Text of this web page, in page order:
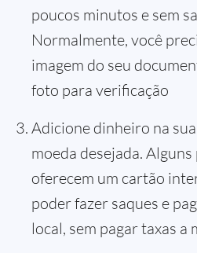
poucos minutos e sem
Normalmente, você
imagem do seu
foto para verificação
Adicione dinheiro na
moeda desejada.
oferecem um cartão
poder fazer saques e
local, sem pagar taxas a